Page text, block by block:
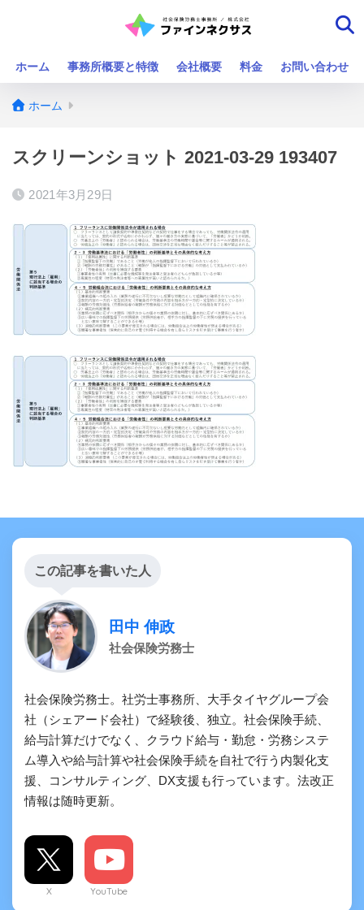
ホーム 事務所概要と特徴 会社概要 料金 お問い合わせ
ホーム
スクリーンショット 2021-03-29 193407
2021年3月29日
この記事を書いた人
田中 伸政
社会保険労務士
社会保険労務士。社労士事務所、大手タイヤグループ会
社（シェアード会社）で経験後、独立。社会保険手続、
給与計算だけでなく、クラウド給与・勤怠・労務システ
ム導入や給与計算や社会保険手続を自社で行う内製化支
援、コンサルティング、DX支援も行っています。法改正
情報は随時更新。
X YouTube